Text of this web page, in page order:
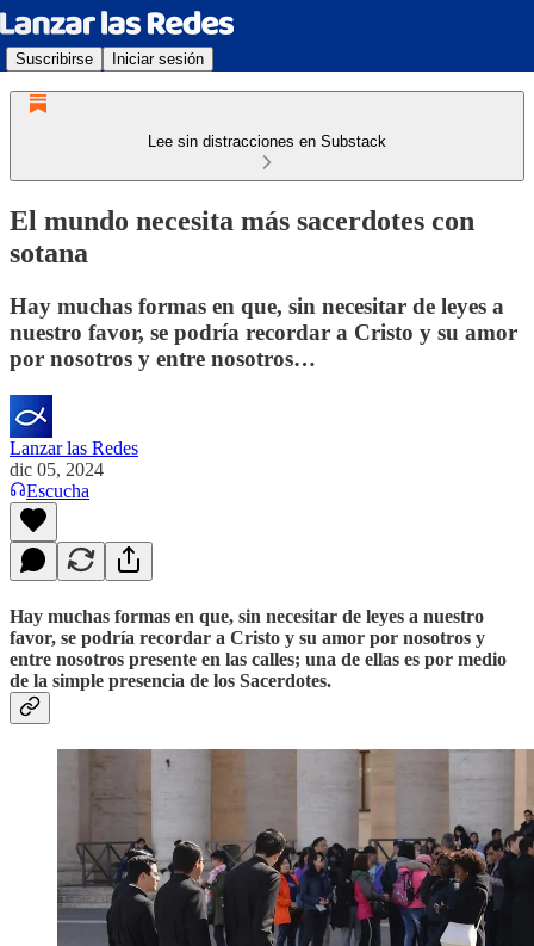
Suscribirse Iniciar sesión
Lee sin distracciones en Substack
El mundo necesita más sacerdotes con
sotana
Hay muchas formas en que, sin necesitar de leyes a
nuestro favor, se podría recordar a Cristo y su amor
por nosotros y entre nosotros…
Lanzar las Redes
dic 05, 2024
Escucha
Hay muchas formas en que, sin necesitar de leyes a nuestro
favor, se podría recordar a Cristo y su amor por nosotros y
entre nosotros presente en las calles; una de ellas es por medio
de la simple presencia de los Sacerdotes.